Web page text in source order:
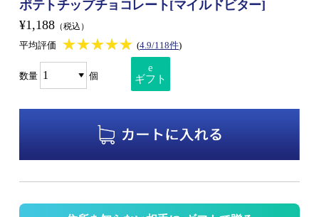
ポテトチップチョコレート[マイルドビター]
¥1,188 （税込）
平均評価 ★★★★★
★★★★★ (4.9/118件)
数量 個
e
ギフト